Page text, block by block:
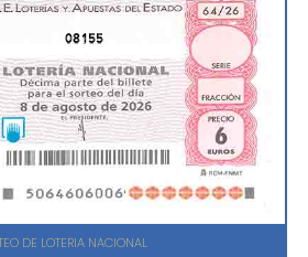
08155
DE LOTERIA NACIONAL